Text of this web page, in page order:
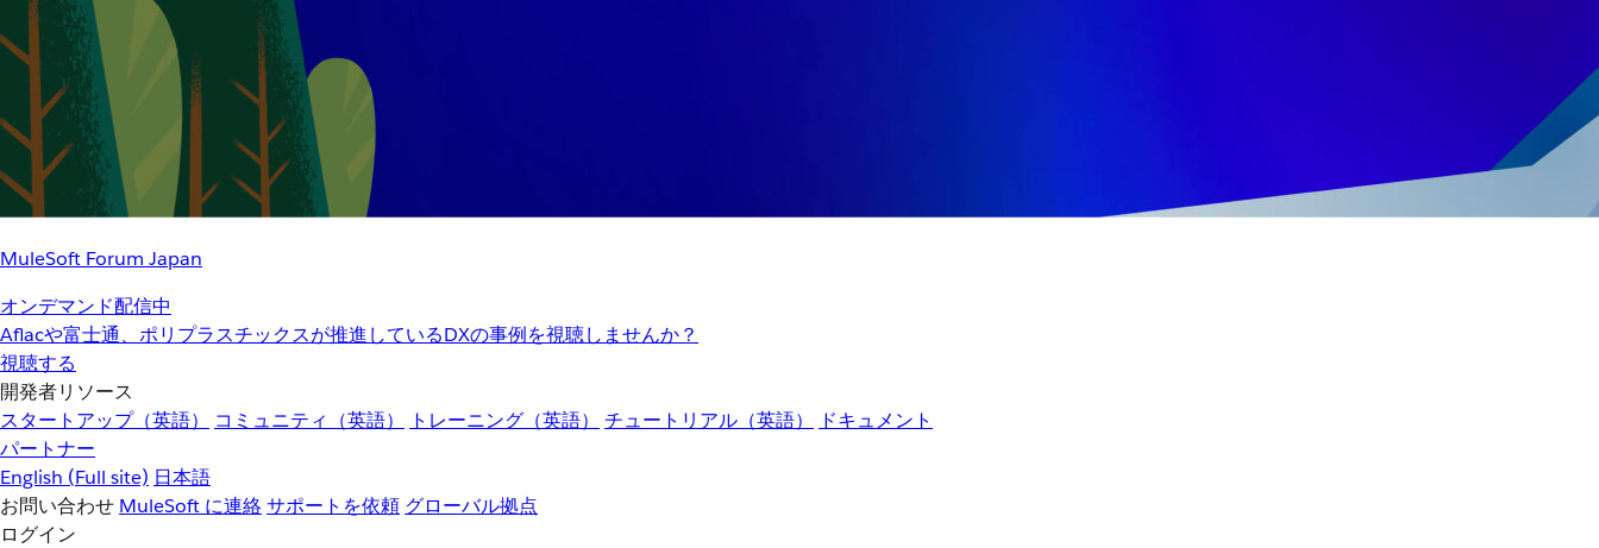
MuleSoft Forum Japan
オンデマンド配信中
Aflacや富士通、ポリプラスチックスが推進しているDXの事例を視聴しませんか？
視聴する
開発者リソース
スタートアップ（英語）
コミュニティ（英語） トレーニング（英語） チュートリアル（英語）
ドキュメント
パートナー
English (Full site) 日本語
お問い合わせ MuleSoft に連絡サポートを依頼 グローバル拠点
ログイン